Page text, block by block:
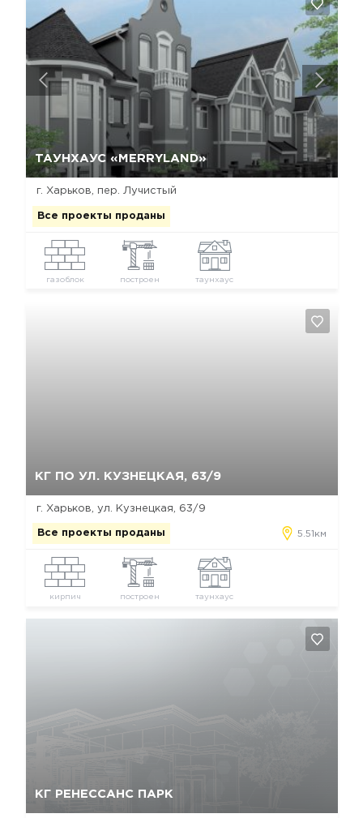
ТАУНХАУС «MERRYLAND»
г. Харьков, пер. Лучистый
Все проекты проданы
газоблок построен таунхаус
Да, удалить
КГ ПО УЛ. КУЗНЕЦКАЯ, 63/9
г. Харьков, ул. Кузнецкая, 63/9
Все проекты проданы 5.51км
кирпич построен таунхаус
КГ РЕНЕССАНС ПАРК